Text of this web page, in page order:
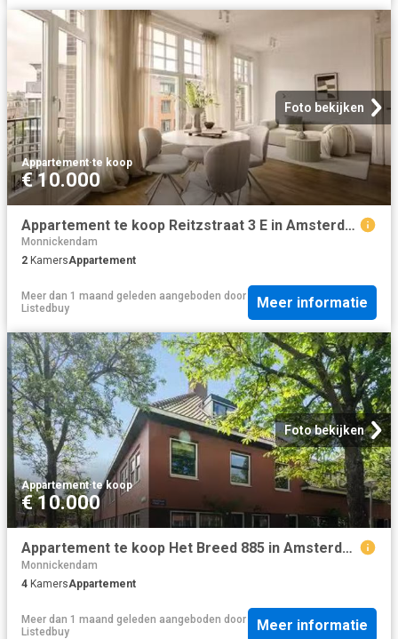
Foto bekijken
Appartement·te koop
€ 10.000
Appartement te koop Reitzstraat 3 E in Amsterdam voor € 585.000
Monnickendam
2 KamersAppartement
Meer dan 1 maand geleden aangeboden door
Listedbuy
Meer informatie
Foto bekijken
Appartement·te koop
€ 10.000
Appartement te koop Het Breed 885 in Amsterdam voor € 415.000
Monnickendam
4 KamersAppartement
Meer dan 1 maand geleden aangeboden door
Listedbuy
Meer informatie